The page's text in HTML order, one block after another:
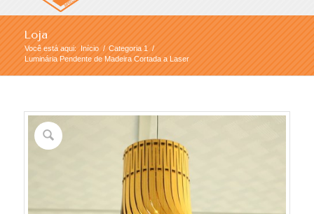
Loja
Você está aqui: Início / Categoria 1
/
Luminária Pendente de Madeira Cortada a Laser